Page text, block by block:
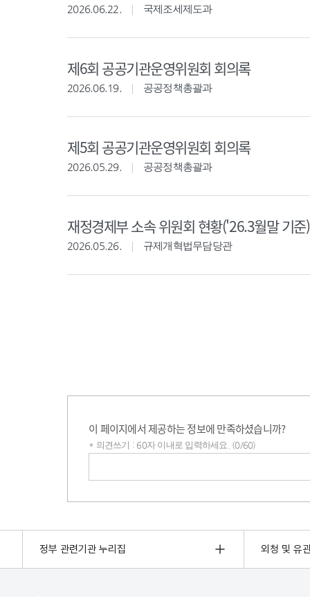
2026.06.22. 국제조세제도과
제6회 공공기관운영위원회 회의록
2026.06.19. 공공정책총괄과
제5회 공공기관운영위원회 회의록
2026.05.29. 공공정책총괄과
재정경제부 소속 위원회 현황('26.3월말 기준)
2026.05.26. 규제개혁법무담당관
이 페이지에서 제공하는 정보에 만족하셨습니까?
* 의견쓰기 : 60자 이내로 입력하세요. (0/60)
정부 관련기관 누리집 외청 및 유